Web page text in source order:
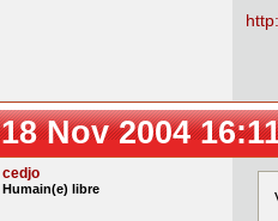
18 Nov 2004
cedjo
Humain(e) libre